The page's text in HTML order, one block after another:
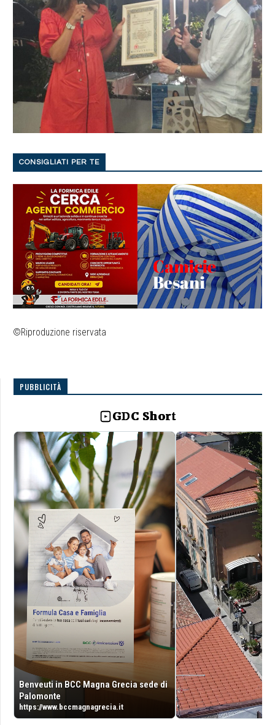
CONSIGLIATI PER TE
©Riproduzione riservata
PUBBLICITÀ
GDC Short
Benveuti in BCC Magna Grecia sede di
Palomonte
https://www.bccmagnagrecia.it